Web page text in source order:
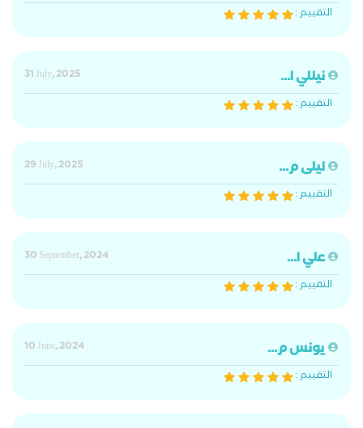
التقييم :
نيللي ا...
31 July, 2025
التقييم :
ليلى م...
29 July, 2025
التقييم :
علي ا...
30 September, 2024
التقييم :
يونس م...
10 June, 2024
التقييم :